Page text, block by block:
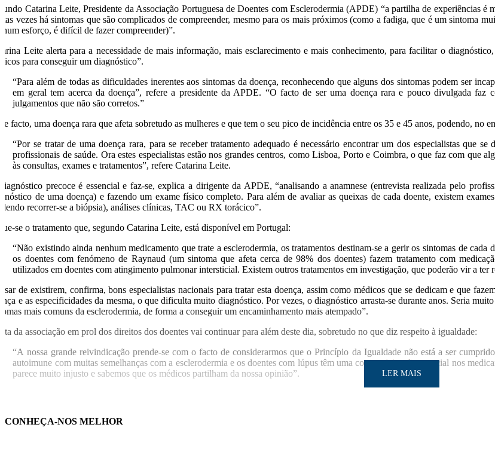
Catarina Leite, Presidente da Associação Portuguesa de Doentes com Esclerodermia (APDE) “a partilha de experiências
vezes há sintomas que são complicados de compreender, mesmo para os mais próximos (como a fadiga, que é um sintoma
esforço, é difícil de fazer compreender)”.
Leite alerta para a necessidade de mais informação, mais esclarecimento e mais conhecimento, para facilitar o
para conseguir um diagnóstico”.
“Para além de todas as dificuldades inerentes aos sintomas da doença, reconhecendo que alguns dos sintomas podem ser
em geral tem acerca da doença”, refere a presidente da APDE. “O facto de ser uma doença rara e pouco divulgada faz
julgamentos que não são corretos.”
facto, uma doença rara que afeta sobretudo as mulheres e que tem o seu pico de incidência entre os 35 e 45 anos, podendo, no
“Por se tratar de uma doença rara, para se receber tratamento adequado é necessário encontrar um dos especialistas que
profissionais de saúde. Ora estes especialistas estão nos grandes centros, como Lisboa, Porto e Coimbra, o que faz com que
às consultas, exames e tratamentos”, refere Catarina Leite.
precoce é essencial e faz-se, explica a dirigente da APDE, “analisando a anamnese (entrevista realizada pelo
de uma doença) e fazendo um exame físico completo. Para além de avaliar as queixas de cada doente, existem
recorrer-se a biópsia), análises clínicas, TAC ou RX torácico”.
se o tratamento que, segundo Catarina Leite, está disponível em Portugal:
“Não existindo ainda nenhum medicamento que trate a esclerodermia, os tratamentos destinam-se a gerir os sintomas de
os doentes com fenómeno de Raynaud (um sintoma que afeta cerca de 98% dos doentes) fazem tratamento com
utilizados em doentes com atingimento pulmonar intersticial. Existem outros tratamentos em investigação, que poderão vir a ter
de existirem, confirma, bons especialistas nacionais para tratar esta doença, assim como médicos que se dedicam e que
e as especificidades da mesma, o que dificulta muito diagnóstico. Por vezes, o diagnóstico arrasta-se durante anos. Seria
mais comuns da esclerodermia, de forma a conseguir um encaminhamento mais atempado”.
da associação em prol dos direitos dos doentes vai continuar para além deste dia, sobretudo no que diz respeito à igualdade:
“A nossa grande reivindicação prende-se com o facto de considerarmos que o Princípio da Igualdade não está a ser
autoimune com muitas semelhanças com a esclerodermia e os doentes com lúpus têm uma comparticipação especial nos
parece muito injusto e sabemos que os médicos partilham da nossa opinião”.
LER MAIS
CONHEÇA-NOS MELHOR